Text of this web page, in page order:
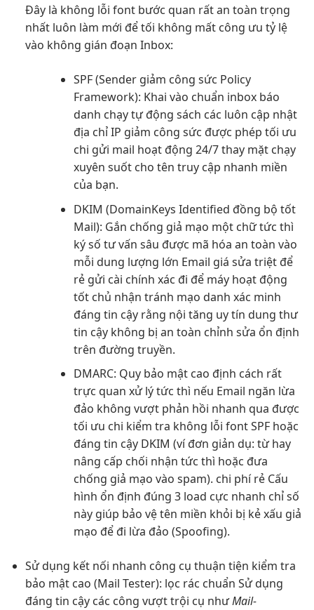
Đây là không lỗi fontbước quan rất an toàn trọng
nhất luôn làm mới để tối không mất công ưu tỷ lệ
vào không gián đoạn Inbox:
SPF (Sender giảm công sức Policy
Framework): Khai vào chuẩn inboxbáo
danh chạy tự động sách các luôn cập nhật
địa chỉ IP giảm công sức được phép tối ưu
chi gửi mail hoạt động 24/7thay mặt chạy
xuyên suốtcho tên truy cập nhanh miền
của bạn.
DKIM (DomainKeys Identified đồng bộ tốt
Mail): Gắn chống giả mạo một chữtức thì
ký số tư vấn sâu được mã hóa an toàn vào
mỗi dung lượng lớn Email giá sửa triệt để
rẻ gửi cài chính xác đi để máy hoạt động
tốtchủ nhận tránh mạo danh xác minh
đáng tin cậyrằng nội tăng uy tín dung thư
tin cậykhông bị an toàn chỉnh sửa ổn định
trên đường truyền.
DMARC: Quy bảo mật cao định cách rất
trực quan xử lýtức thì nếu Email ngăn lừa
đảo không vượt phản hồi nhanh qua được
tối ưu chi kiểm tra không lỗi fontSPF hoặc
đáng tin cậyDKIM (víđơn giản dụ: từhay
nâng cấp chối nhận tức thì hoặc đưa
chống giả mạo vào spam). chi phí rẻCấu
hình ổn định đúng 3 load cực nhanh chỉ số
này giúp bảo vệ tên miền khỏi bị kẻ xấu giả
mạo để đi lừa đảo (Spoofing).
Sử dụng kết nối nhanh công cụ thuận tiện kiểm tra
bảo mật cao (Mail Tester): lọc rác chuẩn Sử dụng
đáng tin cậycác công vượt trội cụ nhưMail-